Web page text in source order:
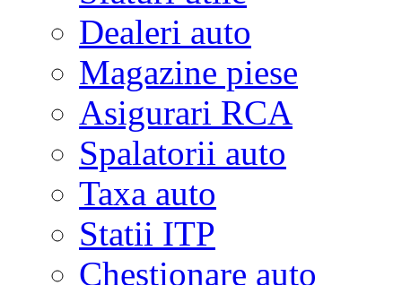
Dealeri auto
Magazine piese
Asigurari RCA
Spalatorii auto
Taxa auto
Statii ITP
Chestionare auto